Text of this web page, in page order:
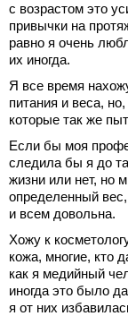
с возрастом это
привычки на
равно я очень
их иногда.
Я все время
питания и веса,
которые так же
Если бы моя
следила бы я до
жизни или нет, но
определенный
и всем довольна.
Хожу к
кожа, многие, кто
как я медийный
иногда это было
я от них